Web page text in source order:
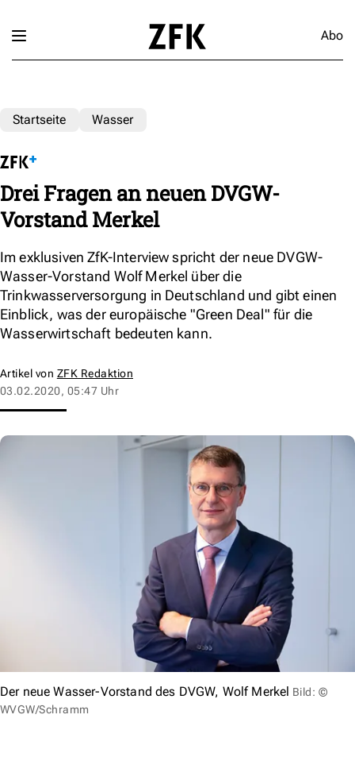
Abo
Startseite Wasser
Drei Fragen an neuen DVGW-
Vorstand Merkel
Im exklusiven ZfK-Interview spricht der neue DVGW-
Wasser-Vorstand Wolf Merkel über die
Trinkwasserversorgung in Deutschland und gibt einen
Einblick, was der europäische "Green Deal" für die
Wasserwirtschaft bedeuten kann.
Artikel von ZFK Redaktion
03.02.2020, 05:47 Uhr
Der neue Wasser-Vorstand des DVGW, Wolf Merkel Bild: ©
WVGW/Schramm